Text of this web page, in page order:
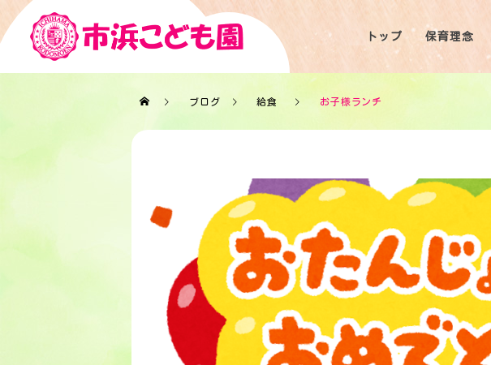
トップ 保育理念
ブログ 給食 お子様ランチ